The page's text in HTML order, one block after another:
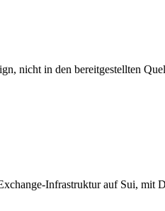
nicht in den bereitgestellten
Infrastruktur auf Sui, mit